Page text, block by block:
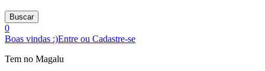
Buscar
0
Boas vindas :)Entre ou Cadastre-se
Tem no Magalu